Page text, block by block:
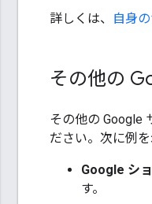
詳しくは、 自身
その他の
その他の Google
ださい。次に例を
Google シ
す。